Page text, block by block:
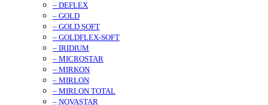
– DEFLEX
– GOLD
– GOLD SOFT
– GOLDFLEX-SOFT
– IRIDIUM
– MICROSTAR
– MIRKON
– MIRLON
– MIRLON TOTAL
– NOVASTAR